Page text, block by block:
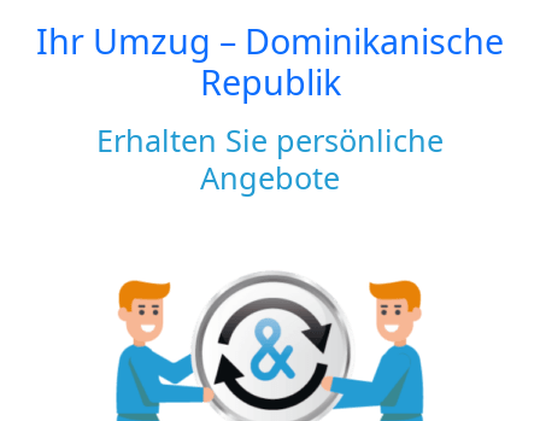
Ihr Umzug – Dominikanische
Republik
Erhalten Sie persönliche
Angebote